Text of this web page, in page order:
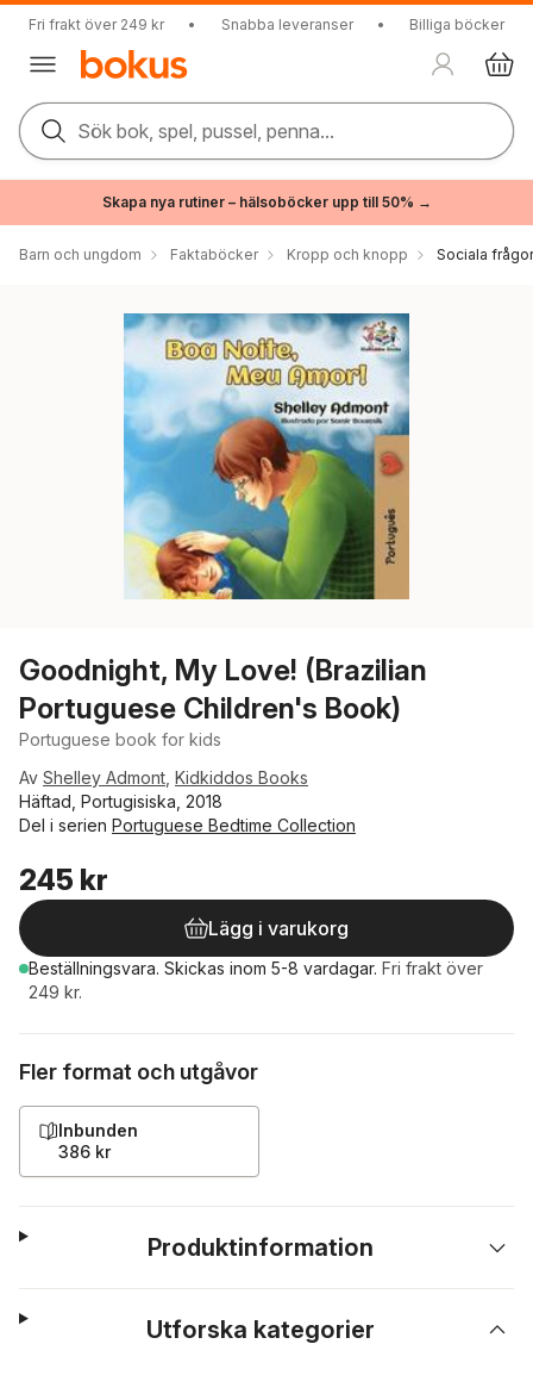
Fri frakt över 249 kr • Snabba leveranser • Billiga böcker
Sök bok, spel, pussel, penna...
Skapa nya rutiner – hälsoböcker upp till 50% →
Barn och ungdom Faktaböcker Kropp och knopp Sociala frågor
Goodnight, My Love! (Brazilian
Portuguese Children's Book)
Portuguese book for kids
Av Shelley Admont Kidkiddos Books
Häftad, Portugisiska, 2018
Del i serien Portuguese Bedtime Collection
245 kr
Lägg i varukorg
Beställningsvara. Skickas inom 5-8 vardagar. Fri frakt över
249 kr.
Fler format och utgåvor
Inbunden
386 kr
Produktinformation
Utforska kategorier